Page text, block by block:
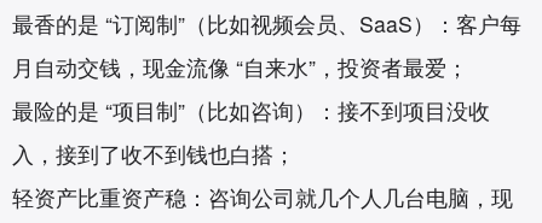
最香的是 “订阅制”（比如视频会员、SaaS）：客户每
月自动交钱，现金流像 “自来水”，投资者最爱；
最险的是 “项目制”（比如咨询）：接不到项目没收
入，接到了收不到钱也白搭；
轻资产比重资产稳：咨询公司就几个人几台电脑，现